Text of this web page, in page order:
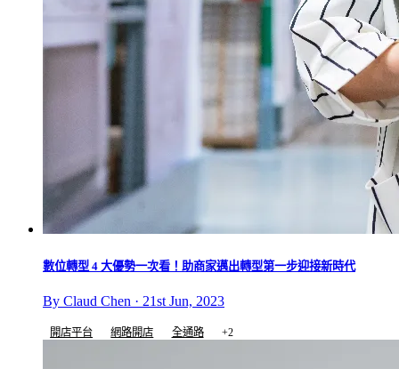
數位轉型 4 大優勢一次看！助商家邁出轉型第一步迎接新時代
By Claud Chen · 21st Jun, 2023
開店平台 網路開店 全通路 +2